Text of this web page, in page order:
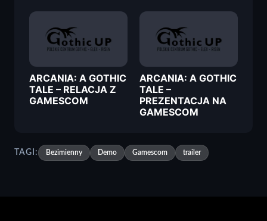
ARCANIA: A GOTHIC
TALE – RELACJA Z
GAMESCOM
ARCANIA: A GOTHIC
TALE –
PREZENTACJA NA
GAMESCOM
TAGI: Bezimienny Demo Gamescom trailer